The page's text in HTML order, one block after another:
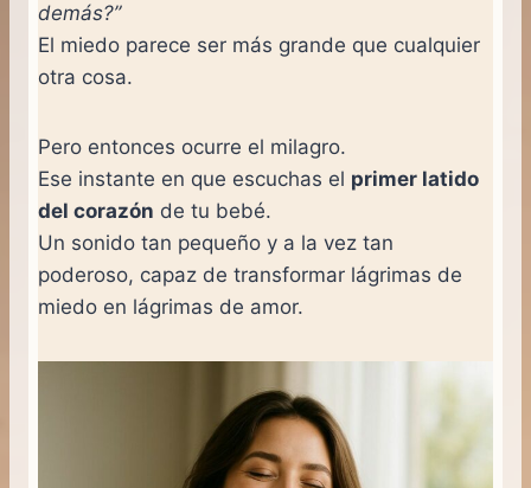
demás?”
El miedo parece ser más grande que cualquier
otra cosa.
Pero entonces ocurre el milagro.
Ese instante en que escuchas el primer latido
del corazón de tu bebé.
Un sonido tan pequeño y a la vez tan
poderoso, capaz de transformar lágrimas de
miedo en lágrimas de amor.